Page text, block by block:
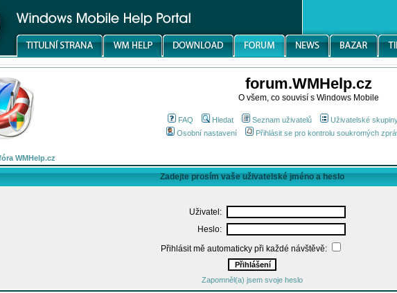
forum.WMHelp.cz
O všem, co souvisí s Windows Mobile
FAQ Hledat Seznam uživatelů Uživatelské
Osobní nastavení
Přihlásit se pro kontrolu soukromých
WMHelp.cz
Zadejte prosím vaše uživatelské jméno a heslo
Uživatel:
Heslo:
Přihlásit mě automaticky při každé návštěvě:
Zapomněl(a) jsem svoje heslo